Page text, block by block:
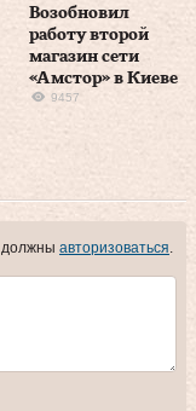
Возобновил
работу второй
магазин сети
«Амстор» в Киеве
9457
должны авторизоваться